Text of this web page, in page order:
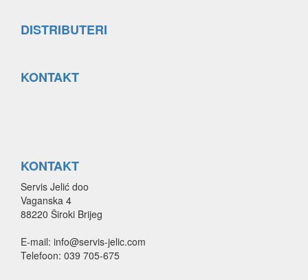
DISTRIBUTERI
KONTAKT
KONTAKT
Servis Jelić doo
Vaganska 4
88220 Široki Brijeg
E-mail: info@servis-jelic.com
Telefoon: 039 705-675